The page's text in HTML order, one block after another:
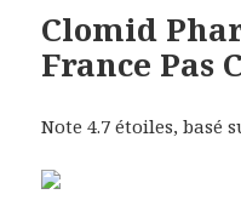
Clomid
France Pas
Note4.7 étoiles, basé